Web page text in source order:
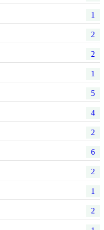
1
2
2
1
5
4
2
6
2
1
2